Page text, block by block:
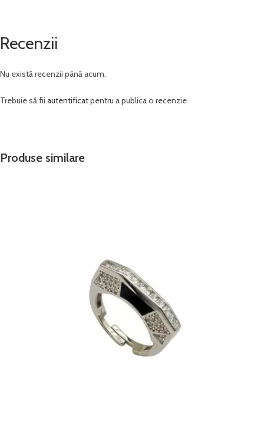
Recenzii
Nu există recenzii până acum.
Trebuie să fii autentificatpentru a publica o recenzie.
Produse similare